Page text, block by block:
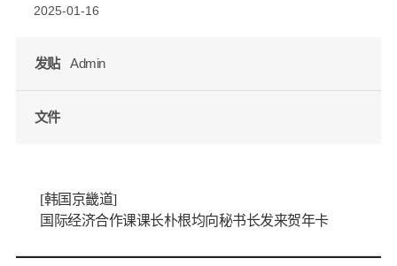
2025-01-16
发贴 Admin
文件
[韩国京畿道]
国际经济合作课课长朴根均向秘书长发来贺年卡